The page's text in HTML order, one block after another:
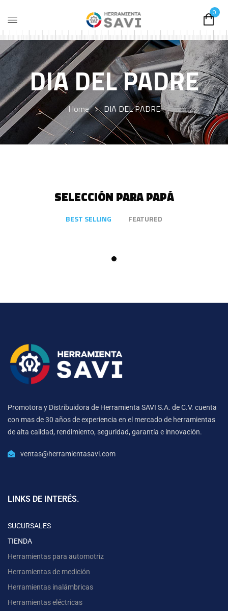
0
DIA DEL PADRE
Home DIA DEL PADRE
SELECCIÓN PARA PAPÁ
BEST SELLING FEATURED
Promotora y Distribuidora de Herramienta SAVI S.A. de C.V. cuenta
con mas de 30 años de experiencia en el mercado de herramientas
de alta calidad, rendimiento, seguridad, garantía e innovación.
ventas@herramientasavi.com
LINKS DE INTERÉS.
SUCURSALES
TIENDA
Herramientas para automotriz
Herramientas de medición
Herramientas inalámbricas
Herramientas eléctricas